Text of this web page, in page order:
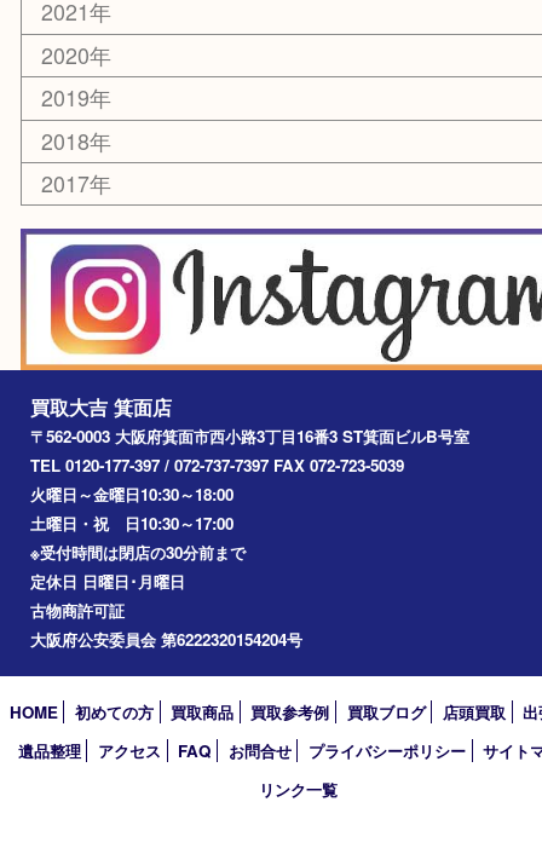
2026年
2025年
2024年
2023年
2022年
2021年
2020年
2019年
2018年
2017年
買取大吉 箕面店
〒562-0003 大阪府箕面市西小路3丁目16番3 ST箕面ビルB号室